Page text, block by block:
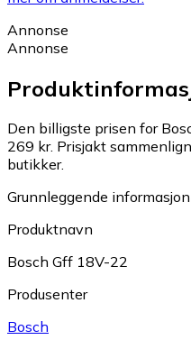
Annonse
Annonse
Den billigste prisen for
269 kr. Prisjakt
butikker.
Grunnleggende informasjon
Produktnavn
Bosch Gff 18V-22
Produsenter
Bosch